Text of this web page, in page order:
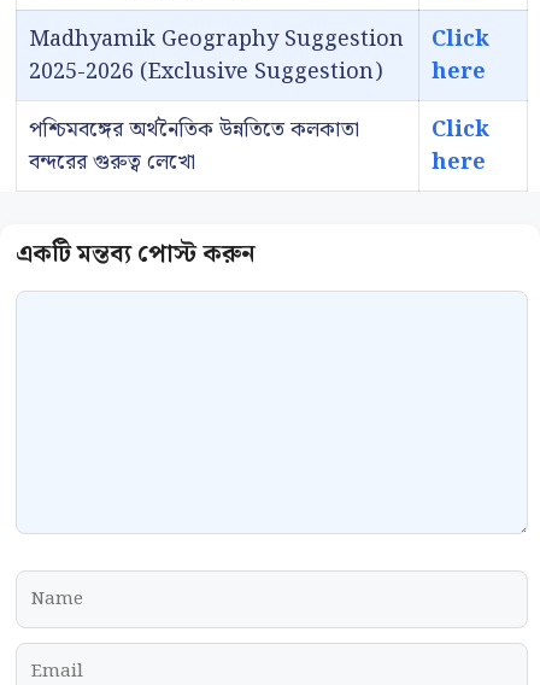
Madhyamik Geography Suggestion
2025-2026 (Exclusive Suggestion)
Click
here
পশ্চিমবঙ্গের অর্থনৈতিক উন্নতিতে কলকাতা
বন্দরের গুরুত্ব লেখো
Click
here
Comment
Name
Email